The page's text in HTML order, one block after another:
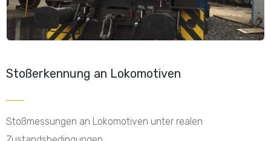
Stoßerkennung an Lokomotiven
Stoßmessungen an Lokomotiven unter realen